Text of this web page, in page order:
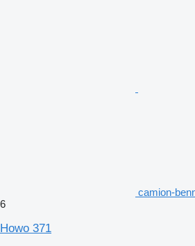
camion-
6
Howo 371